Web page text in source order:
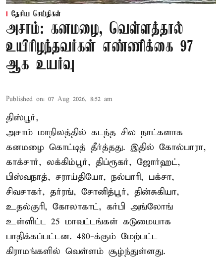
தேசிய செய்திகள்
அசாம்: கனமழை, வெள்ளத்தால்
உயிரிழந்தவர்கள் எண்ணிக்கை 97
ஆக உயர்வு
Published on: 07 Aug 2026, 8:52 am
திஸ்பூர்,
அசாம் மாநிலத்தில் கடந்த சில நாட்களாக
கனமழை கொட்டித் தீர்த்தது. இதில் கோல்பாரா,
காக்சார், லக்கிம்பூர், திப்ரூகர், ஜோர்ஹட்,
பிஸ்வநாத், சராய்தியோ, நல்பாரி, பக்சா,
சிவசாகர், தர்ரங், சோனித்பூர், தின்சுகியா,
உதல்குரி, கோலாகாட், கர்பி அங்லோங்
உள்ளிட்ட 25 மாவட்டங்கள் கடுமையாக
பாதிக்கப்பட்டன. 480-க்கும் மேற்பட்ட
கிராமங்களில் வெள்ளம் சூழ்ந்துள்ளது.